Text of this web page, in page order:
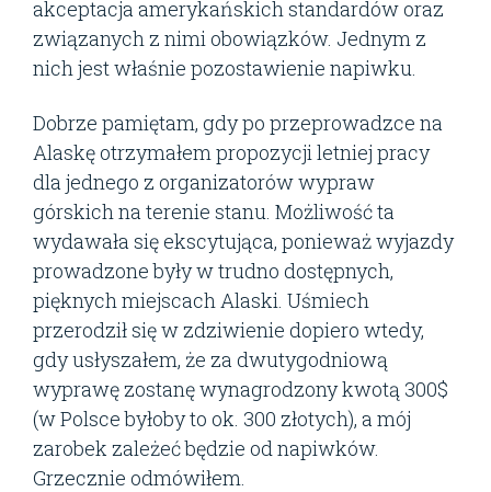
akceptacja amerykańskich standardów oraz
związanych z nimi obowiązków. Jednym z
nich jest właśnie pozostawienie napiwku.
Dobrze pamiętam, gdy po przeprowadzce na
Alaskę otrzymałem propozycji letniej pracy
dla jednego z organizatorów wypraw
górskich na terenie stanu. Możliwość ta
wydawała się ekscytująca, ponieważ wyjazdy
prowadzone były w trudno dostępnych,
pięknych miejscach Alaski. Uśmiech
przerodził się w zdziwienie dopiero wtedy,
gdy usłyszałem, że za dwutygodniową
wyprawę zostanę wynagrodzony kwotą 300$
(w Polsce byłoby to ok. 300 złotych), a mój
zarobek zależeć będzie od napiwków.
Grzecznie odmówiłem.